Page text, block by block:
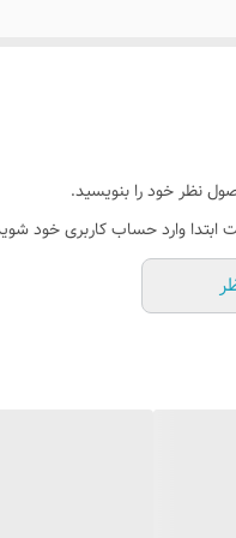
نظر خود را بنویسید.
ابتدا وارد حساب کاربری خود